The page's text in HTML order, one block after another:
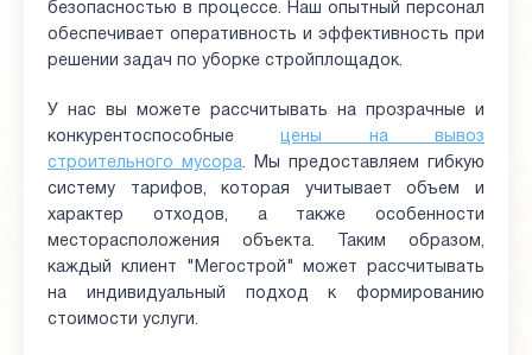
безопасностью в процессе. Наш опытный персонал
обеспечивает оперативность и эффективность при
решении задач по уборке стройплощадок.
У нас вы можете рассчитывать на прозрачные и
конкурентоспособныецены на вывоз
строительного мусора. Мы предоставляем гибкую
систему тарифов, которая учитывает объем и
характер отходов, а также особенности
месторасположения объекта. Таким образом,
каждый клиент "Мегострой" может рассчитывать
на индивидуальный подход к формированию
стоимости услуги.